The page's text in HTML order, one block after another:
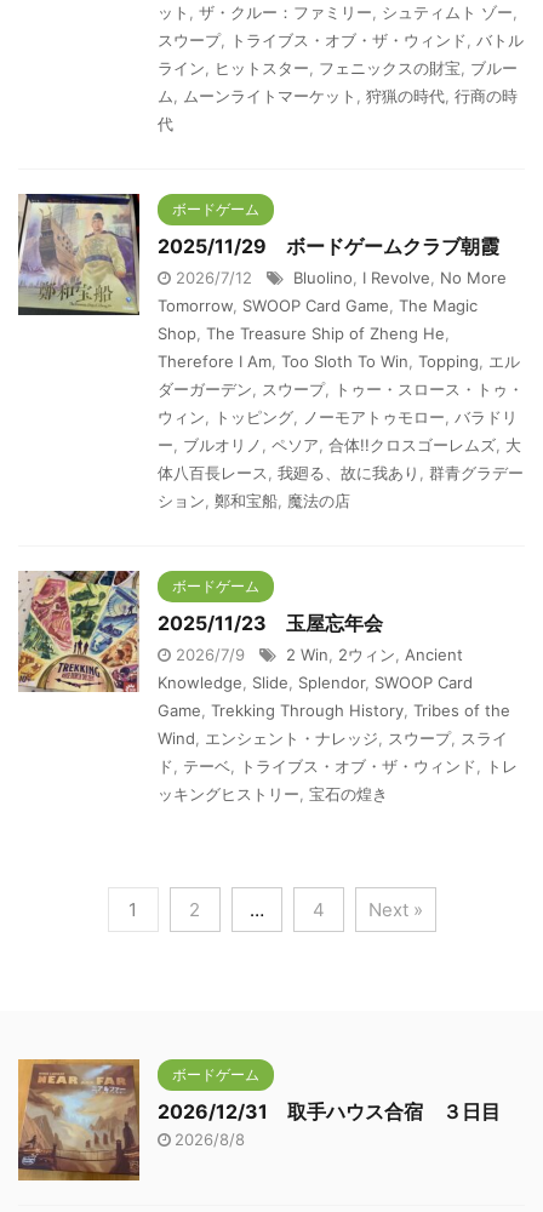
ット ザ・クルー：ファミリー シュティムト ゾー
スウープ, トライブス・オブ・ザ・ウィンド
バトル
ライン
ヒットスター フェニックスの財宝
ブルー
ム
ムーンライトマーケット 狩猟の時代 行商の時
代
ボードゲーム
2025/11/29 ボードゲームクラブ朝霞
2026/7/12 Bluolino I Revolve
No More
Tomorrow SWOOP Card Game The Magic
Shop The Treasure Ship of Zheng He
Therefore I Am Too Sloth To Win Topping
エル
ダーガーデン
スウープ,
トゥー・スロース・トゥ・
ウィン
トッピング ノーモアトゥモロー
バラドリ
ー
ブルオリノ ペソア 合体!!クロスゴーレムズ 大
体八百長レース
我廻る、故に我あり
群青グラデー
ション 鄭和宝船 魔法の店
ボードゲーム
2025/11/23 玉屋忘年会
2026/7/9 2 Win 2ウィン
Ancient
Knowledge
Slide Splendor, SWOOP Card
Game Trekking Through History Tribes of the
Wind
エンシェント・ナレッジ スウープ, スライ
ド
テーベ トライブス・オブ・ザ・ウィンド
トレ
ッキングヒストリー 宝石の煌き
1 2 … 4 Next »
ボードゲーム
2026/12/31 取手ハウス合宿 ３日目
2026/8/8